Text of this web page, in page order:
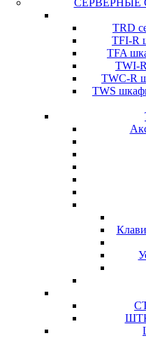
TRD
TFI-R
TFA
TWI-
TWC-R
TWS